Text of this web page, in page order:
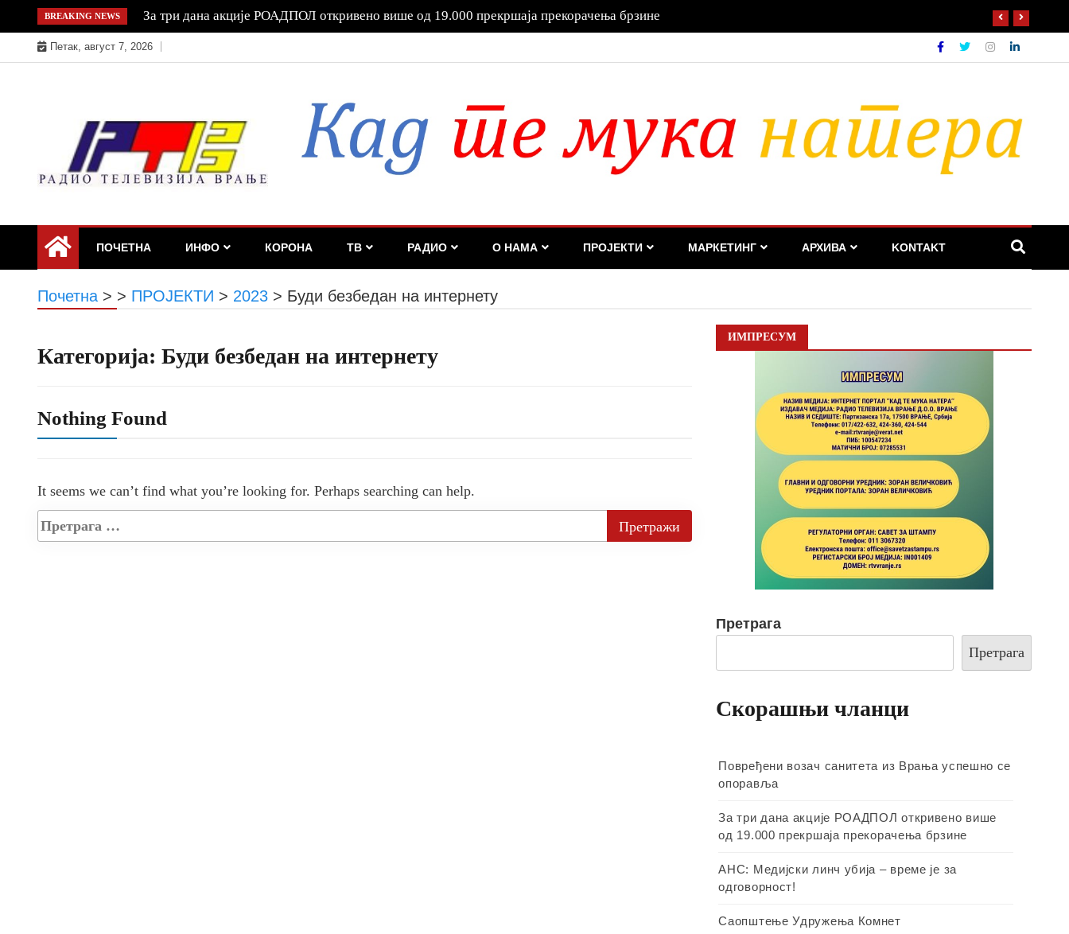
to
content
BREAKING NEWS АНС: Медијски линч убија – време је за одговорност!
Петак, август 7, 2026
ПОЧЕТНА ИНФО КОРОНА ТВ РАДИО О НАМА ПРОЈЕКТИ МАРКЕТИНГ АРХИВА KONTAKT
Почетна > > ПРОЈЕКТИ > 2023 > Буди безбедан на интернету
Категорија: Буди безбедан на интернету
Nothing Found
It seems we can’t find what you’re looking for. Perhaps searching can help.
ИМПРЕСУМ
Претрага
Претрага
Скорашњи чланци
Повређени возач санитета из Врања успешно се
опоравља
За три дана акције РОАДПОЛ откривено више
од 19.000 прекршаја прекорачења брзине
АНС: Медијски линч убија – време је за
одговорност!
Саопштење Удружења Комнет